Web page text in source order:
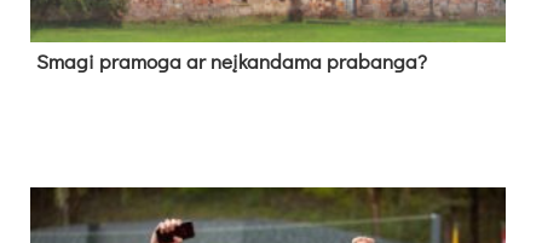
Sma­gi pra­mo­ga ar neį­kan­da­ma pra­ban­ga?